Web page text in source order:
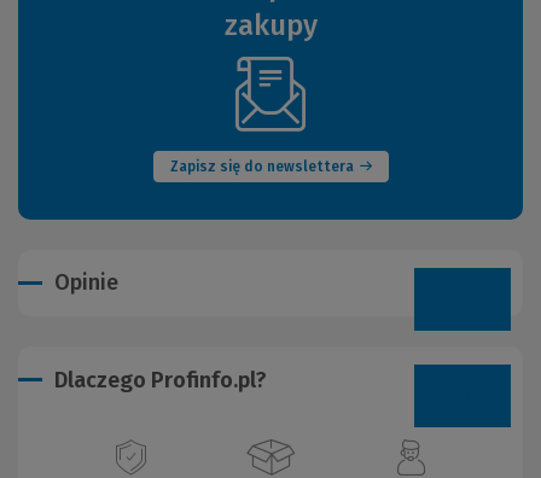
zakupy
Zapisz się do newslettera
(Nowe
okno)
Opinie
Dlaczego Profinfo.pl?